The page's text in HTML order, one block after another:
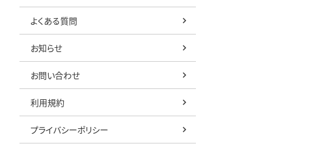
よくある質問
お知らせ
お問い合わせ
利用規約
プライバシーポリシー